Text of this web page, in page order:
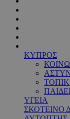
ΚΥΠΡΟΣ
ΥΓΕΙΑ
ΣΚΟΤΕΙΝΟ